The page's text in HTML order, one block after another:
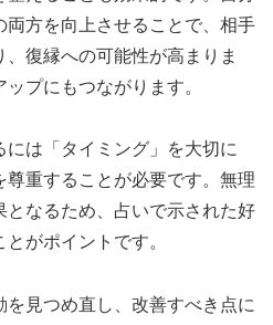
両方を向上させることで、相手
復縁への可能性が高まりま
プにもつながります。
には「タイミング」を大切に
尊重することが必要です。無理
となるため、占いで示された好
がポイントです。
見つめ直し、改善すべき点に